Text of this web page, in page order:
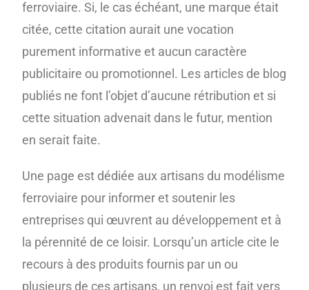
ferroviaire. Si, le cas échéant, une marque était
citée, cette citation aurait une vocation
purement informative et aucun caractère
publicitaire ou promotionnel. Les articles de blog
publiés ne font l’objet d’aucune rétribution et si
cette situation advenait dans le futur, mention
en serait faite.
Une page est dédiée aux artisans du modélisme
ferroviaire pour informer et soutenir les
entreprises qui œuvrent au développement et à
la pérennité de ce loisir. Lorsqu’un article cite le
recours à des produits fournis par un ou
plusieurs de ces artisans, un renvoi est fait vers